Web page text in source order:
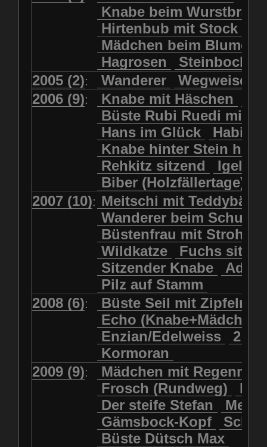
Mädchen beim Blumenpflücken
Mädchen in Regenjacke
Mädchen in Regenjacke und
Mädchen mit Regenmolch
Mädchen mit Schmetterling
Mätti Grossmann-Michel
Meitschi (Rundweg)
Meitschi mit Teddybär
Pilzfraueli Risetenmandli
Sitzender Knabe Tengeler
Wanderer
Wanderer beim Schuhbinden
Wegweiser Wilde Hilde
Wildhüter Wurzelkind
Luchs schreitend
Luchs sitzend Murmeltier
Murmeltiere Rehbockkopf
Rehkitz Rehkitz sitzend
Salamader Schmetterling
Schmetterlinge Schnecke
Schwarznasenschaf
Schwarznasenschaf mit Kalb
Steinbock
Steinbock Steinmarder
Uhu Uhu mit Jungen
Waschbär Wildkatze
Wolf Ziegenkopf
Knabe beim
Hirtenbub mit Stock
Mädchen beim
Hagrosen
Steinbock
2005 (2): Wanderer
Wegweiser
2006 (9): Knabe mit Häschen
Büste Rubi Ruedi mit
Hans im Glück
Knabe hinter Stein
Rehkitz sitzend
Igel
Biber (Holzfällertage)
2007 (10): Meitschi mit Teddybär
Wanderer beim
Büstenfrau mit Strohut
Wildkatze
Fuchs
Sitzender Knabe
Adler
Pilz auf Stamm
2008 (6):
Büste Seil mit
Echo
Enzian/Edelweiss
2
Kormoran
2009 (9):
Mädchen mit
Frosch (Rundweg)
Der steife Stefan
Gämsbock-Kopf
Büste Dütsch Max